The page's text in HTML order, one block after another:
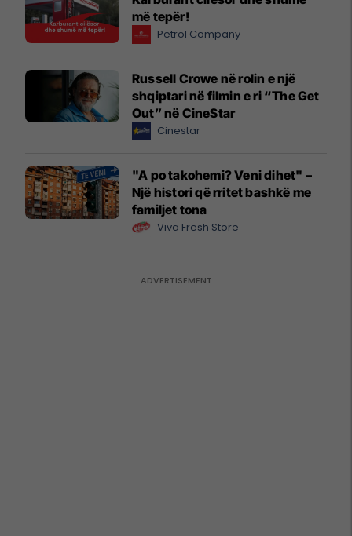
më tepër!
Petrol Company
Russell Crowe në rolin e një
shqiptari në filmin e ri “The Get
Out” në CineStar
Cinestar
"A po takohemi? Veni dihet" –
Një histori që rritet bashkë me
familjet tona
Viva Fresh Store